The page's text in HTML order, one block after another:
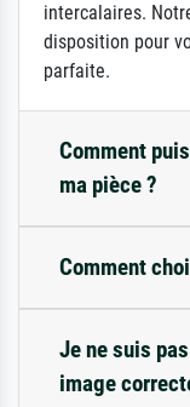
intercalaires.
disposition pour
parfaite.
Comment
ma pièce ?
Comment
Je ne suis
image